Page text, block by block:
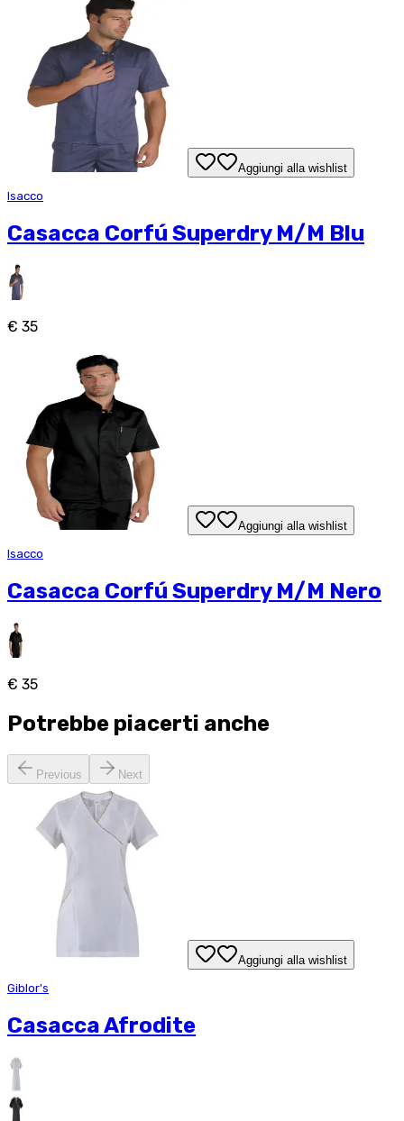
Aggiungi alla wishlist
Isacco
Casacca Corfú Superdry M/M Blu
€ 35
Aggiungi alla wishlist
Isacco
Casacca Corfú Superdry M/M Nero
€ 35
Potrebbe piacerti anche
Previous Next
Aggiungi alla wishlist
Giblor's
Casacca Afrodite